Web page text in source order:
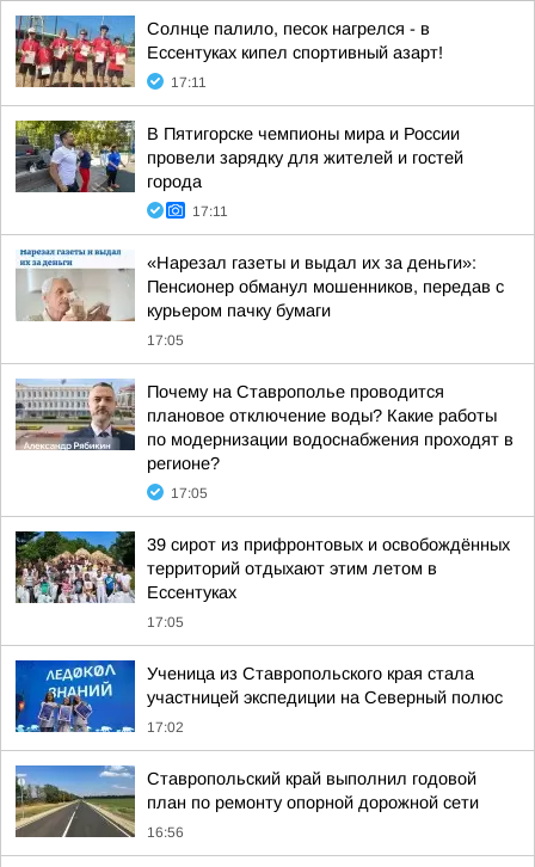
Солнце палило, песок нагрелся - в
Ессентуках кипел спортивный азарт!
17:11
В Пятигорске чемпионы мира и России
провели зарядку для жителей и гостей
города
17:11
«Нарезал газеты и выдал их за деньги»:
Пенсионер обманул мошенников, передав с
курьером пачку бумаги
17:05
Почему на Ставрополье проводится
плановое отключение воды? Какие работы
по модернизации водоснабжения проходят в
регионе?
17:05
39 сирот из прифронтовых и освобождённых
территорий отдыхают этим летом в
Ессентуках
17:05
Ученица из Ставропольского края стала
участницей экспедиции на Северный полюс
17:02
Ставропольский край выполнил годовой
план по ремонту опорной дорожной сети
16:56